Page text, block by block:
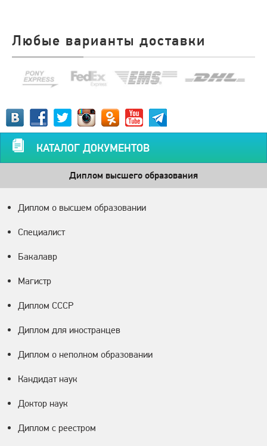
Любые варианты доставки
КАТАЛОГ ДОКУМЕНТОВ
Диплом высшего образования
Диплом о высшем образовании
Специалист
Бакалавр
Магистр
Диплом СССР
Диплом для иностранцев
Диплом о неполном образовании
Кандидат наук
Доктор наук
Диплом с реестром